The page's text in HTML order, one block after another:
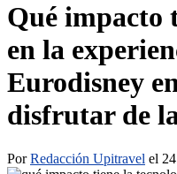
Qué impacto
en la
Eurodisney
disfrutar de
PorRedacción Upitravel el